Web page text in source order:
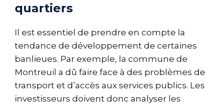
quartiers
Il est essentiel de prendre en compte la
tendance de développement de certaines
banlieues. Par exemple, la commune de
Montreuil a dû faire face à des problèmes de
transport et d’accès aux services publics. Les
investisseurs doivent donc analyser les